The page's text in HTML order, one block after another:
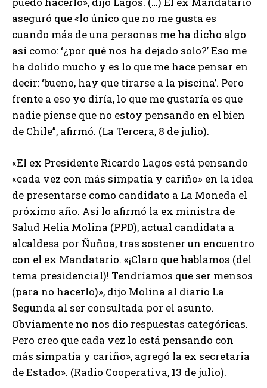
aseguró que «lo único que no me gusta es
cuando más de una personas me ha dicho algo
así como: ‘¿por qué nos ha dejado solo?’ Eso me
ha dolido mucho y es lo que me hace pensar en
decir: ‘bueno, hay que tirarse a la piscina’. Pero
frente a eso yo diría, lo que me gustaría es que
nadie piense que no estoy pensando en el bien
de Chile”, afirmó. (La Tercera, 8 de julio).
«El ex Presidente Ricardo Lagos está pensando
«cada vez con más simpatía y cariño» en la idea
de presentarse como candidato a La Moneda el
próximo año. Así lo afirmó la ex ministra de
Salud Helia Molina (PPD), actual candidata a
alcaldesa por Ñuñoa, tras sostener un encuentro
con el ex Mandatario. «¡Claro que hablamos (del
tema presidencial)! Tendríamos que ser mensos
(para no hacerlo)», dijo Molina al diario La
Segunda al ser consultada por el asunto.
Obviamente no nos dio respuestas categóricas.
Pero creo que cada vez lo está pensando con
más simpatía y cariño», agregó la ex secretaria
de Estado». (Radio Cooperativa, 13 de julio).